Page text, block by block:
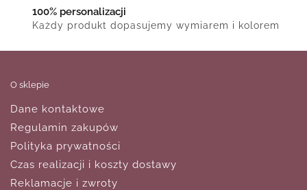
100% personalizacji
Każdy produkt dopasujemy wymiarem i kolorem
O sklepie
Dane kontaktowe
Regulamin zakupów
Polityka prywatności
Czas realizacji i koszty dostawy
Reklamacje i zwroty